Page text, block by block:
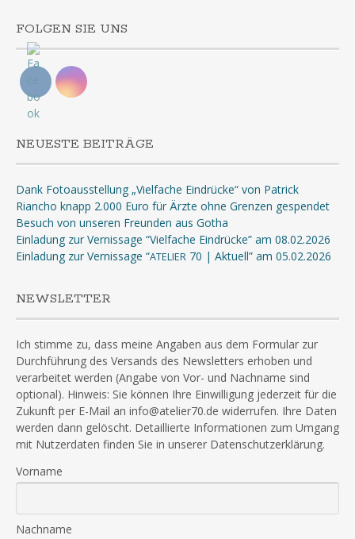
FOLGEN SIE UNS
NEUESTE BEITRÄGE
Dank Fotoausstellung „Vielfache Eindrücke“ von Patrick
Riancho knapp 2.000 Euro für Ärzte ohne Grenzen gespendet
Besuch von unseren Freunden aus Gotha
Einladung zur Vernissage “Vielfache Eindrücke” am 08.02.2026
Einladung zur Vernissage “ATELIER 70 | Aktuell” am 05.02.2026
NEWSLETTER
Ich stimme zu, dass meine Angaben aus dem Formular zur
Durchführung des Versands des Newsletters erhoben und
verarbeitet werden (Angabe von Vor- und Nachname sind
optional). Hinweis: Sie können Ihre Einwilligung jederzeit für die
Zukunft per E-Mail an info@atelier70.de widerrufen. Ihre Daten
werden dann gelöscht. Detaillierte Informationen zum Umgang
mit Nutzerdaten finden Sie in unserer Datenschutzerklärung.
Vorname
Nachname